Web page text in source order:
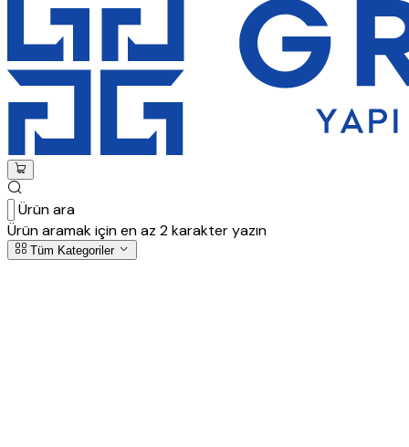
Ürün ara
Ürün aramak için en az 2 karakter yazın
Tüm Kategoriler